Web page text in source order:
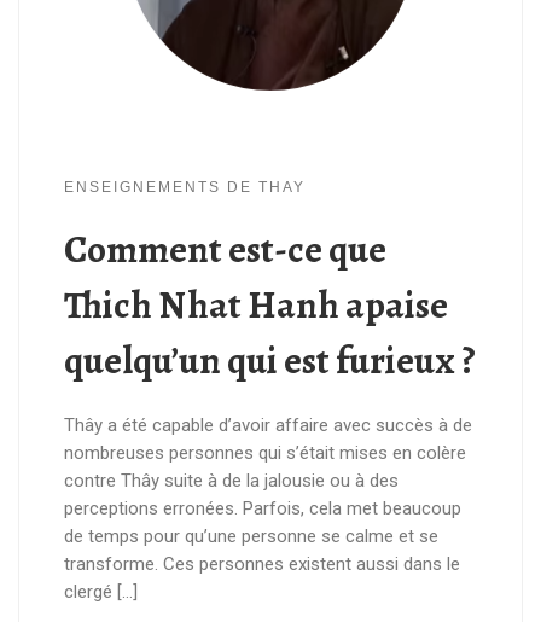
ENSEIGNEMENTS DE THAY
Comment est-ce que
Thich Nhat Hanh apaise
quelqu’un qui est furieux ?
Thây a été capable d’avoir affaire avec succès à de
nombreuses personnes qui s’était mises en colère
contre Thây suite à de la jalousie ou à des
perceptions erronées. Parfois, cela met beaucoup
de temps pour qu’une personne se calme et se
transforme. Ces personnes existent aussi dans le
clergé […]